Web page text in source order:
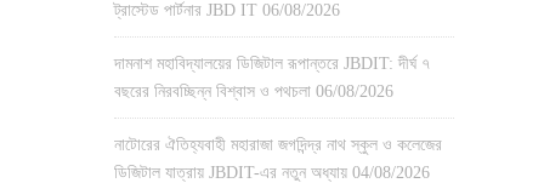
ট্রাস্টেড পার্টনার JBD IT 06/08/2026
দামনাশ মহাবিদ্যালয়ের ডিজিটাল রূপান্তরে JBDIT: দীর্ঘ ৭
বছরের নিরবচ্ছিন্ন বিশ্বাস ও পথচলা 06/08/2026
নাটোরের ঐতিহ্যবাহী মহারাজা জগদিন্দ্র নাথ স্কুল ও কলেজের
ডিজিটাল যাত্রায় JBDIT-এর নতুন অধ্যায় 04/08/2026